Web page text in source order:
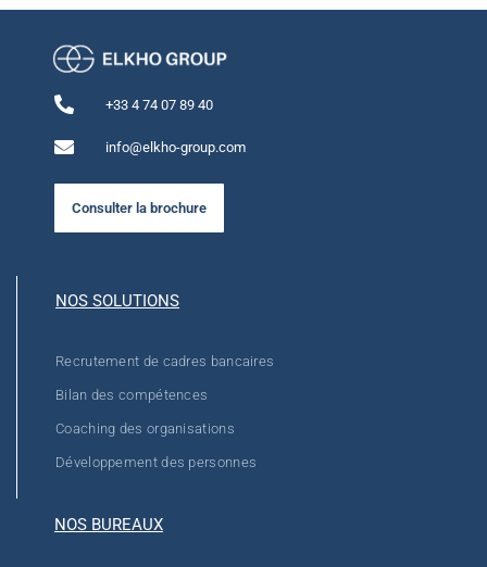
+33 4 74 07 89 40
info@elkho-group.com
Consulter la brochure
NOS SOLUTIONS
Recrutement de cadres bancaires
Bilan des compétences
Coaching des organisations
Développement des personnes
NOS BUREAUX